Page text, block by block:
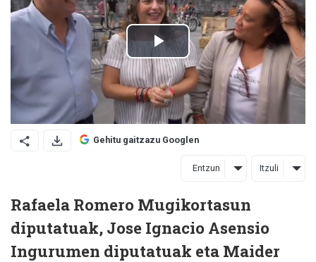
Gehitu gaitzazu Googlen
Entzun Itzuli
Rafaela Romero Mugikortasun
diputatuak, Jose Ignacio Asensio
Ingurumen diputatuak eta Maider